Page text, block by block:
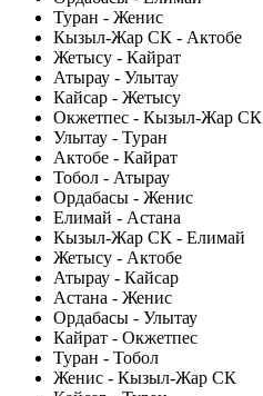
Туран - Женис
Кызыл-Жар СК - Актобе
Жетысу - Кайрат
Атырау - Улытау
Кайсар - Жетысу
Окжетпес - Кызыл-Жар СК
Улытау - Туран
Актобе - Кайрат
Тобол - Атырау
Ордабасы - Женис
Елимай - Астана
Кызыл-Жар СК - Елимай
Жетысу - Актобе
Атырау - Кайсар
Астана - Женис
Ордабасы - Улытау
Кайрат - Окжетпес
Туран - Тобол
Женис - Кызыл-Жар СК